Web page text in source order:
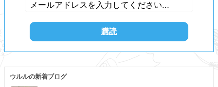
ウルルの新着ブログ